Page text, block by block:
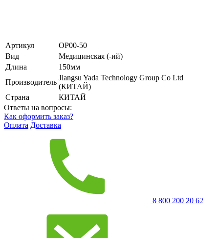
Артикул
ОР00-50
Вид
Медицинская (-ий)
Длина
150мм
Производитель
Jiangsu Yada Technology Group Co Ltd
(КИТАЙ)
Страна
КИТАЙ
Ответы на вопросы:
Как оформить заказ?
Оплата Доставка
8 800 200 20 62